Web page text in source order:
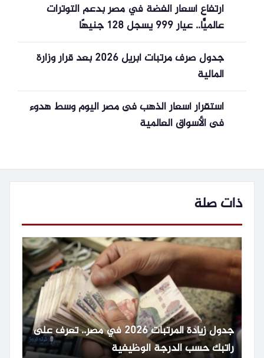
ارتفاع أسعار الفضة في مصر بدعم التوترات
عالميًّا.. عيار 999 يسجل 128 جنيهًا
جدول صرف مرتبات أبريل 2026 بعد قرار وزارة
المالية
استقرار أسعار الذهب فى مصر اليوم وسط هدوء
فى الأسواق العالمية
ذات صلة
جدول زيادة المرتبات 2026 في مصر.. تعرف على
راتبك حسب الدرجة الوظيفية